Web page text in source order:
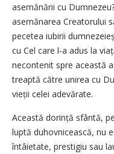
asemănării cu
asemănarea Creatorului
pecetea iubirii
cu Cel care l‑a adus la
necontenit spre această
treaptă către unirea cu
vieții celei adevărate.
Această dorință sfântă,
luptă duhovnicească, nu
întâietate, prestigiu sau